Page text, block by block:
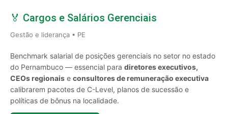
🏅 Cargos e Salários Gerenciais
Gestão e liderança • PE
Benchmark salarial de posições gerenciais no setor no estado
do Pernambuco — essencial para diretores executivos,
CEOs regionais e consultores de remuneração executiva
calibrarem pacotes de C-Level, planos de sucessão e
políticas de bônus na localidade.